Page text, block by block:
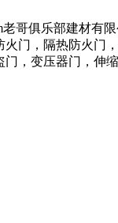
老哥俱乐部建材有
门，隔热防火门
门，变压器门，伸